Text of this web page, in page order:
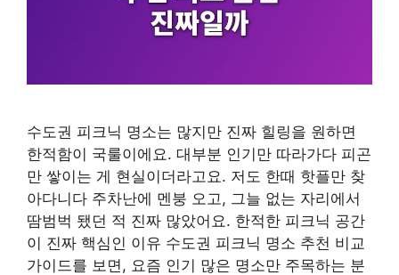
수도권 피크닉 명소는 많지만 진짜 힐링을 원하면
한적함이 국룰이에요. 대부분 인기만 따라가다 피곤
만 쌓이는 게 현실이더라고요. 저도 한때 핫플만 찾
아다니다 주차난에 멘붕 오고, 그늘 없는 자리에서
땀범벅 됐던 적 진짜 많았어요. 한적한 피크닉 공간
이 진짜 핵심인 이유 수도권 피크닉 명소 추천 비교
가이드를 보면, 요즘 인기 많은 명소만 주목하는 분